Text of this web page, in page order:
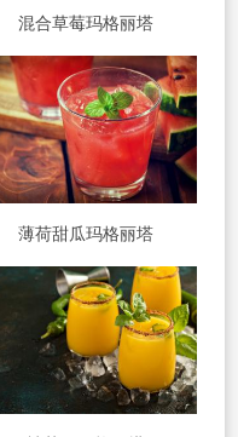
混合草莓玛格丽塔
薄荷甜瓜玛格丽塔